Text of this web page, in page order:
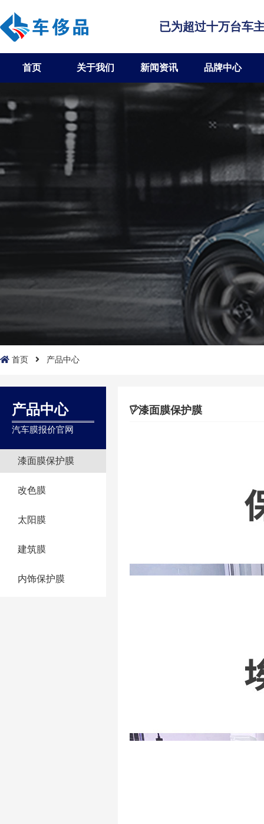
已为超过十万台车
首页 关于我们 新闻资讯 品牌中心
首页 产品中心
产品中心
汽车膜报价官网
漆面膜保护膜
改色膜
太阳膜
建筑膜
内饰保护膜
漆面膜保护膜